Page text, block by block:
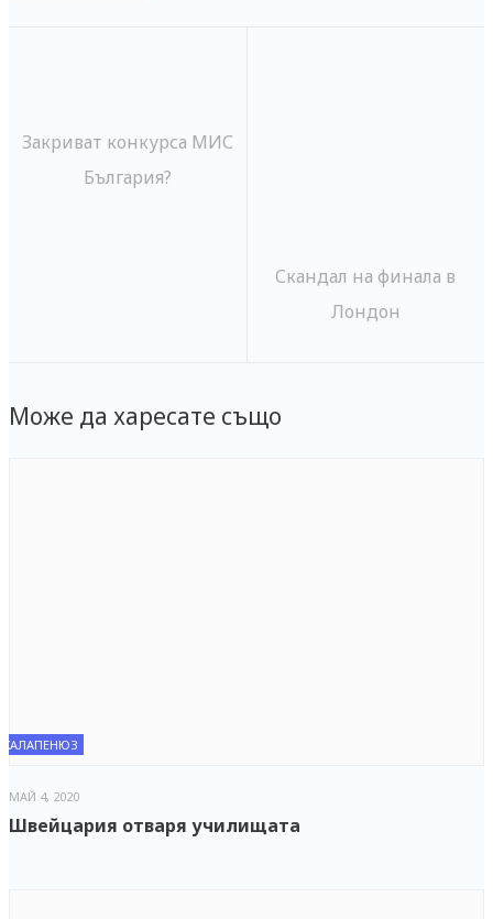
Закриват конкурса МИС
България?
Скандал на финала в
Лондон
Може да харесате също
ХАЛАПЕНЮЗ
МАЙ 4, 2020
Швейцария отваря училищата